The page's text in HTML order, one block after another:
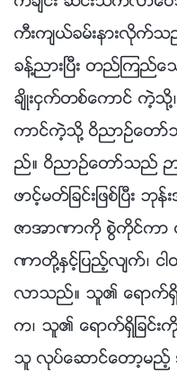
ကီးက်ယ္ခမ္းနားလိုက္သည့္
ခန႔္ညားၿပီး တည္ၾကည္ေ
ခ်ိဳးငွက္တစ္ေကာင္ ကဲ့သို႔
ကာင္ကဲ့သို႔ ဝိညာဥ္ေတ
ည္။ ဝိညာဥ္ေတာ္သည္ ဉ
ဖာင့္မတ္ျခင္းျဖစ္ၿပီး
ဇာအာဏာကို စြဲကိုင္ကာ
ဏာတို႔ႏွင့္ျပည့္လ်က္၊
လာသည္။ သူ၏ ေရာက္ရွိ
က၊ သူ၏ ေရာက္ရွိျခင္
သူ လုပ္ေဆာင္ေတာ့မည့္